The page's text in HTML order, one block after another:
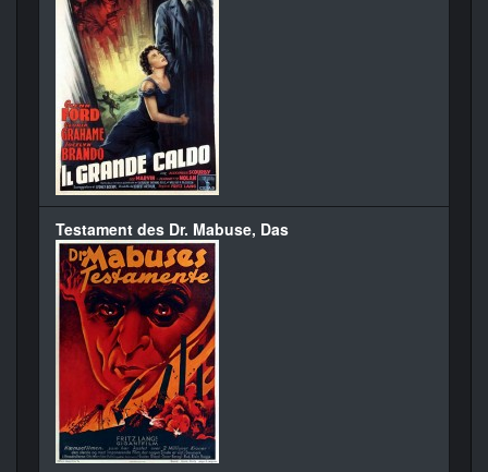
Testament des Dr. Mabuse, Das